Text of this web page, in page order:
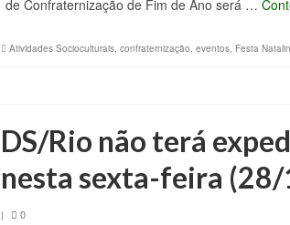
de Confraternização de Fim de Ano será …
Atividades Socioculturais, confraternização eventos, Festa
DS/Rio não terá
nesta sexta-feira (28/
| 0